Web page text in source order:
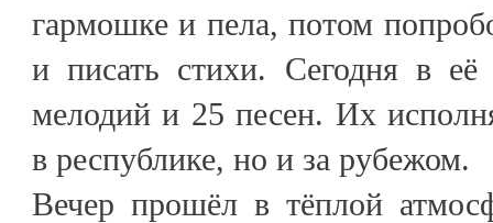
гармошке и пела, потом
и писать стихи. Сегодня в её
мелодий и 25 песен. Их
в республике, но и за рубежом.
Вечер прошёл в тёплой